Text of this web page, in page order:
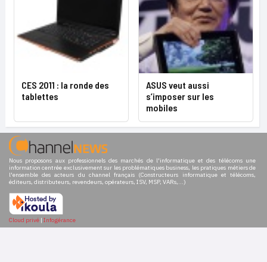
CES 2011 : la ronde des
tablettes
ASUS veut aussi
s’imposer sur les
mobiles
Nous proposons aux professionnels des marchés de l'informatique et des télécoms une
information centrée exclusivement sur les problématiques business, les pratiques métiers de
l'ensemble des acteurs du channel français (Constructeurs informatique et télécoms,
éditeurs, distributeurs, revendeurs, opérateurs, ISV, MSP, VARs,...)
Cloud privé | Infogérance